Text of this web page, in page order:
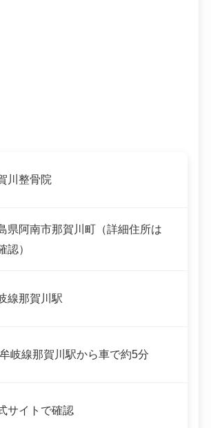
川整骨院
県阿南市那賀川町（詳細住所は
認）
線那賀川駅
岐線那賀川駅から車で約5分
サイトで確認